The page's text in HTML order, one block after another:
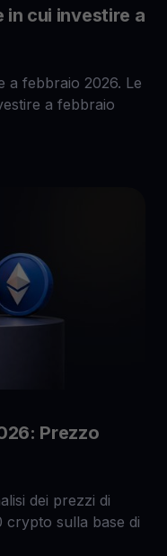
in cui investire a
a febbraio 2026. Le
a febbraio
Prezzo
dei prezzi di
crypto sulla base di